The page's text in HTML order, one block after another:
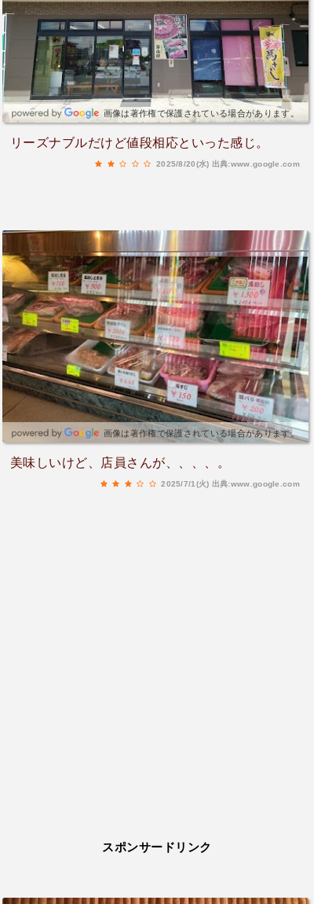
画像は著作権で保護されている場合があります。
リーズナブルだけど値段相応といった感じ。
2025/8/20(水) 出典:www.google.com
画像は著作権で保護されている場合があります。
美味しいけど、店員さんが、、、、。
2025/7/1(火) 出典:www.google.com
スポンサードリンク